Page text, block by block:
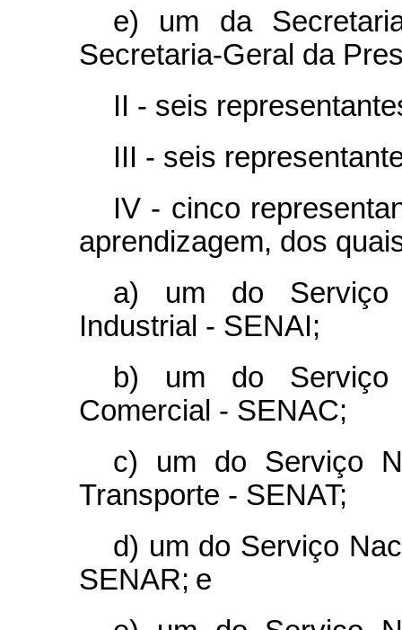
e) um da
Secretaria-Geral da
II - seis
III - seis
IV - cinco
aprendizagem, dos
a) um do Serviço
Industrial - SENAI;
b) um do Serviço
Comercial - SENAC;
c) um do Serviço
Transporte - SENAT;
d) um do Serviço
SENAR; e